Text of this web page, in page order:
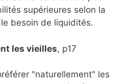
supérieures selon la
besoin de liquidités.
les vieilles, p17
"naturellement" les